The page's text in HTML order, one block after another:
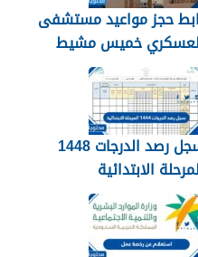
حجز مواعيد مستشفى
خميس مشيط
سجل رصد الدرجات 1448
الابتدائية